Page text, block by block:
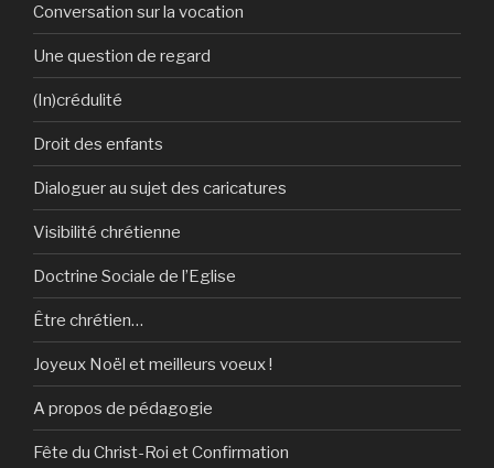
Conversation sur la vocation
Une question de regard
(In)crédulité
Droit des enfants
Dialoguer au sujet des caricatures
Visibilité chrétienne
Doctrine Sociale de l’Eglise
Être chrétien…
Joyeux Noël et meilleurs voeux !
A propos de pédagogie
Fête du Christ-Roi et Confirmation